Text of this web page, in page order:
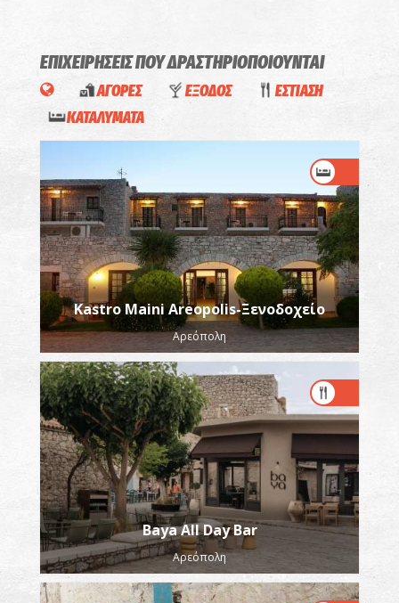
ΕΠΙΧΕΙΡΗΣΕΙΣ ΠΟΥ ΔΡΑΣΤΗΡΙΟΠΟΙΟΥΝΤΑΙ
ΑΓΟΡΕΣ ΕΞΟΔΟΣ
ΕΣΤΙΑΣΗ
ΚΑΤΑΛΥΜΑΤΑ
Kastro Maini Areopolis-Ξενοδοχείο
Αρεόπολη
Baya All Day Bar
Αρεόπολη